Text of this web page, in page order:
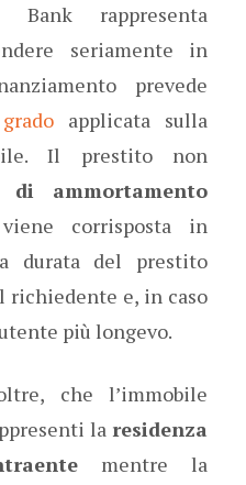
rappresenta
seriamente in
prevede
applicata sulla
Il prestito non
ammortamento
corrisposta in
durata del prestito
richiedente e, in caso
più longevo.
che l’immobile
laresidenza
mentre la